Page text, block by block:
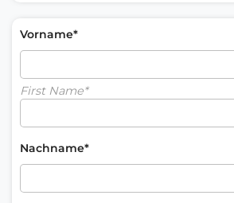
Vorname*
First Name*
Nachname*